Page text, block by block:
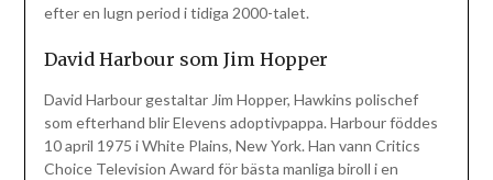
efter en lugn period i tidiga 2000-talet.
David Harbour som Jim Hopper
David Harbour gestaltar Jim Hopper, Hawkins polischef
som efterhand blir Elevens adoptivpappa. Harbour föddes
10 april 1975 i White Plains, New York. Han vann Critics
Choice Television Award för bästa manliga biroll i en